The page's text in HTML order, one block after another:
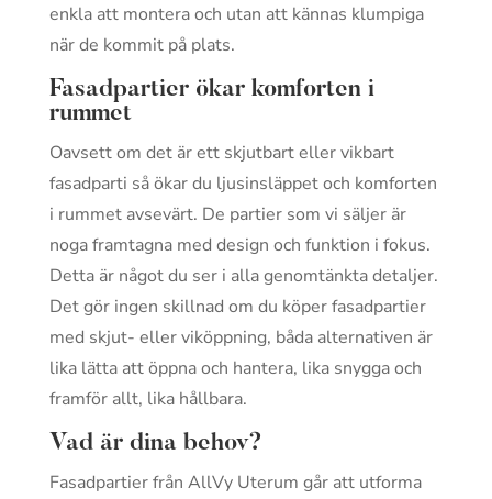
enkla att montera och utan att kännas klumpiga
när de kommit på plats.
Fasadpartier ökar komforten i
rummet
Oavsett om det är ett skjutbart eller vikbart
fasadparti så ökar du ljusinsläppet och komforten
i rummet avsevärt. De partier som vi säljer är
noga framtagna med design och funktion i fokus.
Detta är något du ser i alla genomtänkta detaljer.
Det gör ingen skillnad om du köper fasadpartier
med skjut- eller viköppning, båda alternativen är
lika lätta att öppna och hantera, lika snygga och
framför allt, lika hållbara.
Vad är dina behov?
Fasadpartier från AllVy Uterum går att utforma